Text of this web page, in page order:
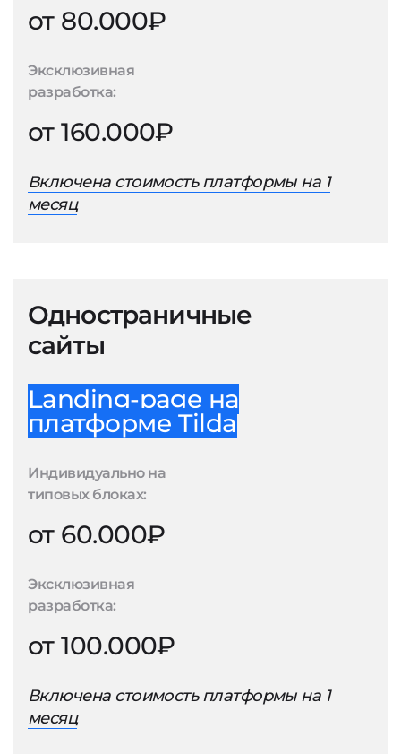
от 80.000₽
Эксклюзивная
разработка:
от 160.000₽
Включена стоимость платформы на 1
месяц
Одностраничные
сайты
Landing-page на
платформе Tilda
Индивидуально на
типовых блоках:
от 60.000₽
Эксклюзивная
разработка:
от 100.000₽
Включена стоимость платформы на 1
месяц